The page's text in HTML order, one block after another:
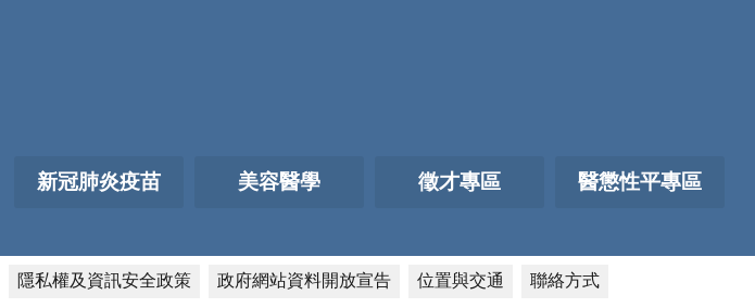
新冠肺炎疫苗 美容醫學 徵才專區 醫懲性平專區
隱私權及資訊安全政策 政府網站資料開放宣告 位置與交通 聯絡方式